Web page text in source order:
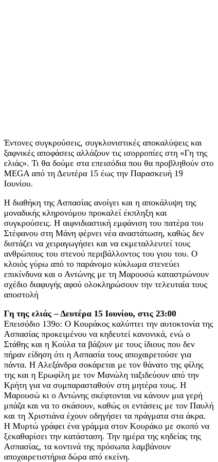
Έντονες συγκρούσεις, συγκλονιστικές αποκαλύψεις και
ξαφνικές αποφάσεις αλλάζουν τις ισορροπίες στη «Γη της
ελιάς». Τι θα δούμε στα επεισόδια που θα προβληθούν στο
ΜEGA από τη Δευτέρα 15 έως την Παρασκευή 19
Ιουνίου.
Η διαθήκη της Ασπασίας ανοίγει και η αποκάλυψη της
μοναδικής κληρονόμου προκαλεί έκπληξη και
συγκρούσεις. Η αιφνιδιαστική εμφάνιση του πατέρα του
Στέφανου στη Μάνη φέρνει νέα αναστάτωση, καθώς δεν
διστάζει να χειραγωγήσει και να εκμεταλλευτεί τους
ανθρώπους του στενού περιβάλλοντος του γιου του. Ο
κλοιός γύρω από το παράνομο κύκλωμα στενεύει
επικίνδυνα και ο Αντώνης με τη Μαρουσώ καταστρώνουν
σχέδιο διαφυγής αφού ολοκληρώσουν την τελευταία τους
αποστολή
Γη της ελιάς – Δευτέρα 15 Ιουνίου, στις 23:00
Επεισόδιο 139ο: Ο Κουράκος καλύπτει την αυτοκτονία της
Ασπασίας προκειμένου να κηδευτεί κανονικά, ενώ ο
Στάθης και η Κούλα τα βάζουν με τους ίδιους που δεν
πήραν είδηση ότι η Ασπασία τους αποχαιρετούσε για
πάντα. Η Αλεξάνδρα σοκάρεται με τον θάνατο της φίλης
της και η Ερωφίλη με τον Μανώλη ταξιδεύουν από την
Κρήτη για να συμπαρασταθούν στη μητέρα τους. Η
Μαρουσώ κι ο Αντώνης σκέφτονται να κάνουν μια γερή
μπάζα και να το σκάσουν, καθώς οι εντάσεις με τον Παυλή
και τη Χριστιάνα έχουν οδηγήσει τα πράγματα στα άκρα.
Η Μυρτώ γράφει ένα γράμμα στον Κουράκο με σκοπό να
ξεκαθαρίσει την κατάσταση. Την ημέρα της κηδείας της
Ασπασίας, τα κοντινά της πρόσωπα λαμβάνουν
αποχαιρετιστήρια δώρα από εκείνη.